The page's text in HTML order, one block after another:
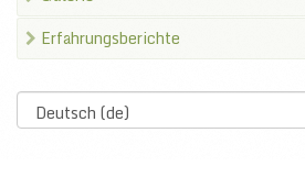
Erfahrungsberichte
Select
language